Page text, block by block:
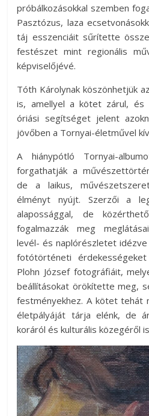
próbálkozásokkal szemben
Pasztózus, laza
táj esszenciáit sűrítette
festészet mint regionális
képviselőjévé.
Tóth Károlynak köszönhetjük
is, amellyel a kötet zárul, és
óriási segítséget jelent
jövőben a Tornyai-életművel
A hiánypótló Tornyai-
forgathatják a
de a laikus,
élményt nyújt. Szerzői a
alapossággal, de
fogalmazzák meg
levél- és naplórészletet
fotótörténeti
Plohn József fotográfiáit,
beállításokat örökítette meg,
festményekhez. A kötet tehát
életpályáját tárja elénk, de
koráról és kulturális közegéről